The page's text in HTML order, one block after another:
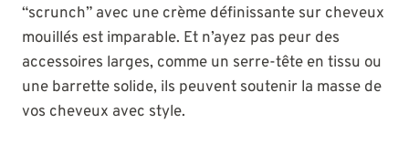
“scrunch” avec une crème définissante sur cheveux
mouillés est imparable. Et n’ayez pas peur des
accessoires larges, comme un serre-tête en tissu ou
une barrette solide, ils peuvent soutenir la masse de
vos cheveux avec style.